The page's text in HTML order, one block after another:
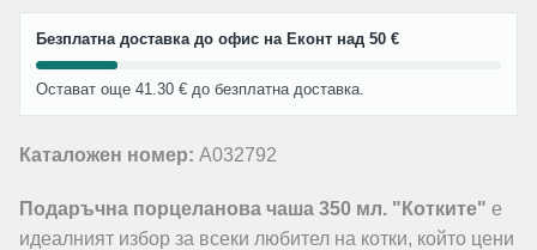
Безплатна доставка до офис на Еконт над 50 €
Остават още 41.30 € до безплатна доставка.
Каталожен номер: A032792
Подаръчна порцеланова чаша 350 мл. "Котките" е
идеалният избор за всеки любител на котки, който цени